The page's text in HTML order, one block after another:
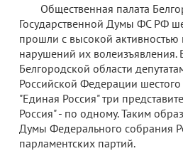
Общественная палата
Государственной Думы ФС РФ
прошли с высокой
нарушений их волеизъявления.
Белгородской области
Российской Федерации
"Единая Россия" три
Россия" - по одному. Таким
Думы Федерального собрания
парламентских партий.